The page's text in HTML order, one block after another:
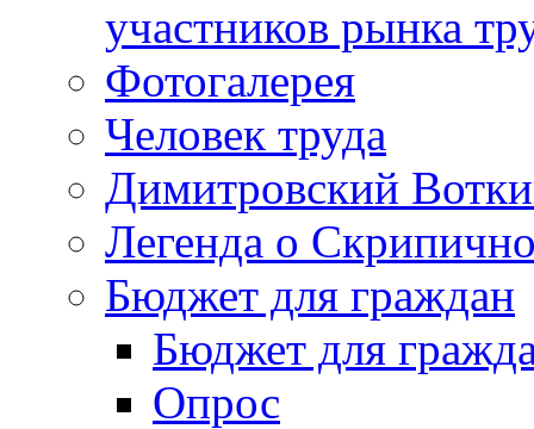
участников рынка
Фотогалерея
Человек труда
Димитровский
Легенда о
Бюджет для граждан
Бюджет для
Опрос